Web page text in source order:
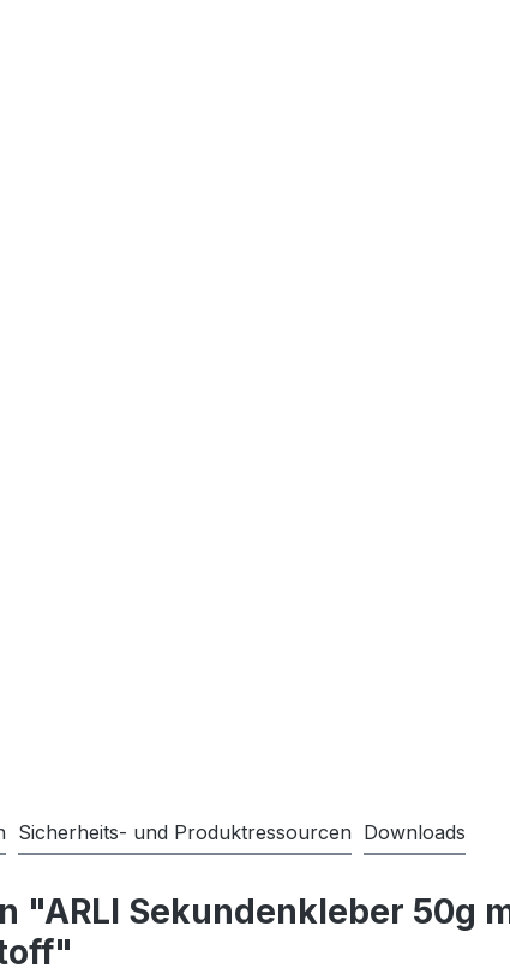
Sicherheits- und Produktressourcen Downloads
"ARLI Sekundenkleber 50g